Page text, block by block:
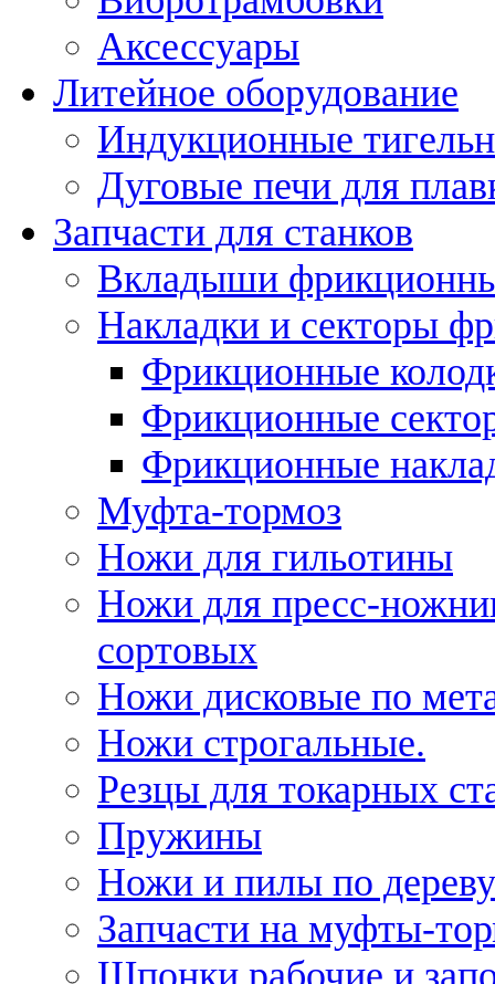
Аксессуары
Литейное оборудование
Индукционные
Дуговые печи для
Запчасти для станков
Вкладыши
Накладки и секторы
Фрикционные
Фрикционные
Фрикционные
Муфта-тормоз
Ножи для гильотины
Ножи для пресс-
сортовых
Ножи дисковые по
Ножи строгальные.
Резцы для токарных
Пружины
Ножи и пилы по дереву
Запчасти на муфты-
Шпонки рабочие и